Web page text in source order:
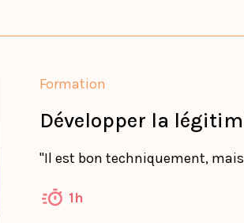
Formation
Développer la
"Il est bon techniquement,
1h